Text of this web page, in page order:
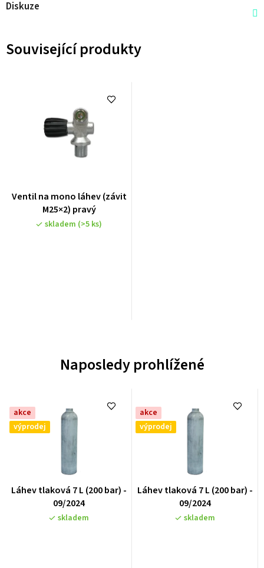
Diskuze
Související produkty
Ventil na mono láhev (závit
M25×2) pravý
skladem (>5 ks)
Naposledy prohlížené
akce
výprodej
Průměrné
hodnocení
produktu
Láhev tlaková 7 L (200 bar) -
09/2024
skladem
akce
výprodej
Průměrné
hodnocení
produktu
Láhev tlaková 7 L (200 bar) -
09/2024
skladem